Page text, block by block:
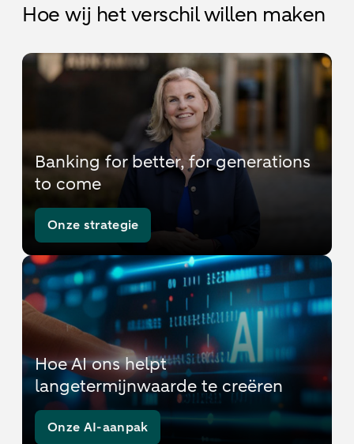
Hoe wij het verschil willen maken
Banking for better, for generations
to come
Onze strategie
Hoe AI ons helpt
langetermijnwaarde te creëren
Onze AI-aanpak